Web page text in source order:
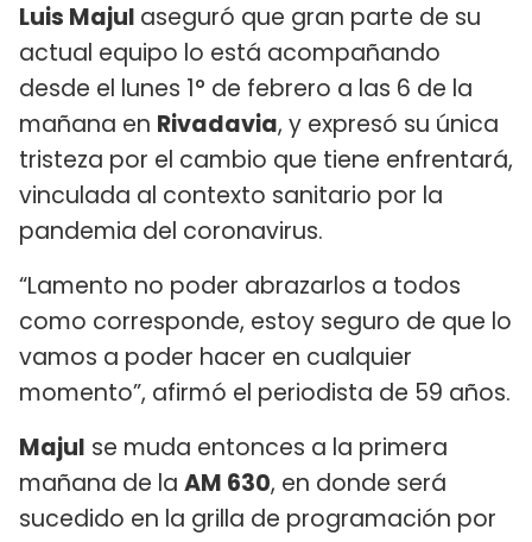
Luis Majul aseguró que gran parte de su
actual equipo lo está acompañando
desde el lunes 1° de febrero a las 6 de la
mañana en Rivadavia, y expresó su única
tristeza por el cambio que tiene enfrentará,
vinculada al contexto sanitario por la
pandemia del coronavirus.
“Lamento no poder abrazarlos a todos
como corresponde, estoy seguro de que lo
vamos a poder hacer en cualquier
momento”, afirmó el periodista de 59 años.
Majul se muda entonces a la primera
mañana de la AM 630, en donde será
sucedido en la grilla de programación por